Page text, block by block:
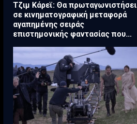
Τζιμ Κάρεϊ: Θα πρωταγωνιστήσει
σε κινηματογραφική μεταφορά
αγαπημένης σειράς
επιστημονικής φαντασίας που...